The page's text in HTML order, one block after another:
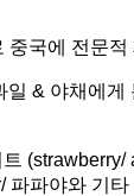
중국에 전문
일 & 야채에
파파야와 기